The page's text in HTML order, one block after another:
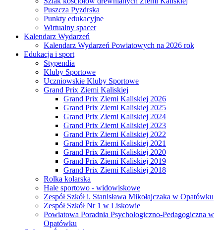
Puszcza Pyzdrska
Punkty edukacyjne
Wirtualny spacer
Kalendarz Wydarzeń
Kalendarz Wydarzeń Powiatowych na 2026 rok
Edukacja i sport
Stypendia
Kluby Sportowe
Uczniowskie Kluby Sportowe
Grand Prix Ziemi Kaliskiej
Grand Prix Ziemi Kaliskiej 2026
Grand Prix Ziemi Kaliskiej 2025
Grand Prix Ziemi Kaliskiej 2024
Grand Prix Ziemi Kaliskiej 2023
Grand Prix Ziemi Kaliskiej 2022
Grand Prix Ziemi Kaliskiej 2021
Grand Prix Ziemi Kaliskiej 2020
Grand Prix Ziemi Kaliskiej 2019
Grand Prix Ziemi Kaliskiej 2018
Rolka kolarska
Hale sportowo - widowiskowe
Zespół Szkół i. Stanisława Mikołajczaka w Opatówku
Zespół Szkół Nr 1 w Liskowie
Powiatowa Poradnia Psychologiczno-Pedagogiczna w
Opatówku